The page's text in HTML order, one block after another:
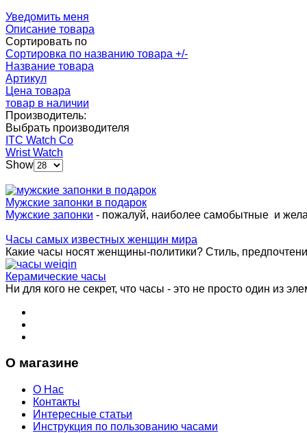
Уведомить меня
Описание товара
Сортировать по
Сортировка по названию товара +/-
Название товара
Артикул
Цена товара
товар в наличии
Производитель:
Выбрать производителя
ITC Watch Co
Wrist Watch
Show
Мужские запонки в подарок
Мужские запонки - пожалуй, наиболее самобытные и
Часы самых известных женщин мира
Какие часы носят женщины-политики? Стиль,
Керамические часы
Ни для кого не секрет, что часы - это не просто один из
О магазине
О Нас
Контакты
Интересные статьи
Инструкция по пользованию часами